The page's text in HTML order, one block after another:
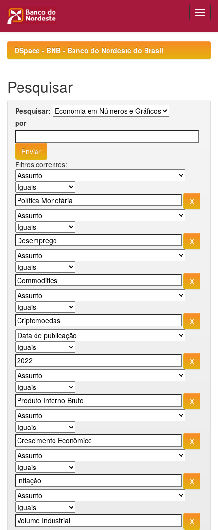
navigationDSpace - BNB - Banco do Nordeste do Brasil
Pesquisar
Pesquisar:
por
Filtros correntes: